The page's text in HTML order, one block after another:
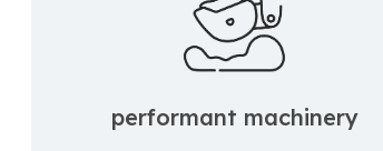
performant machinery